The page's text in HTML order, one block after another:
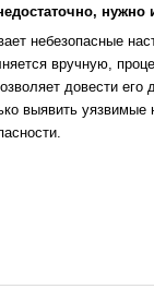
нужно
небезопасные
вручную,
довести его
выявить уязвимые